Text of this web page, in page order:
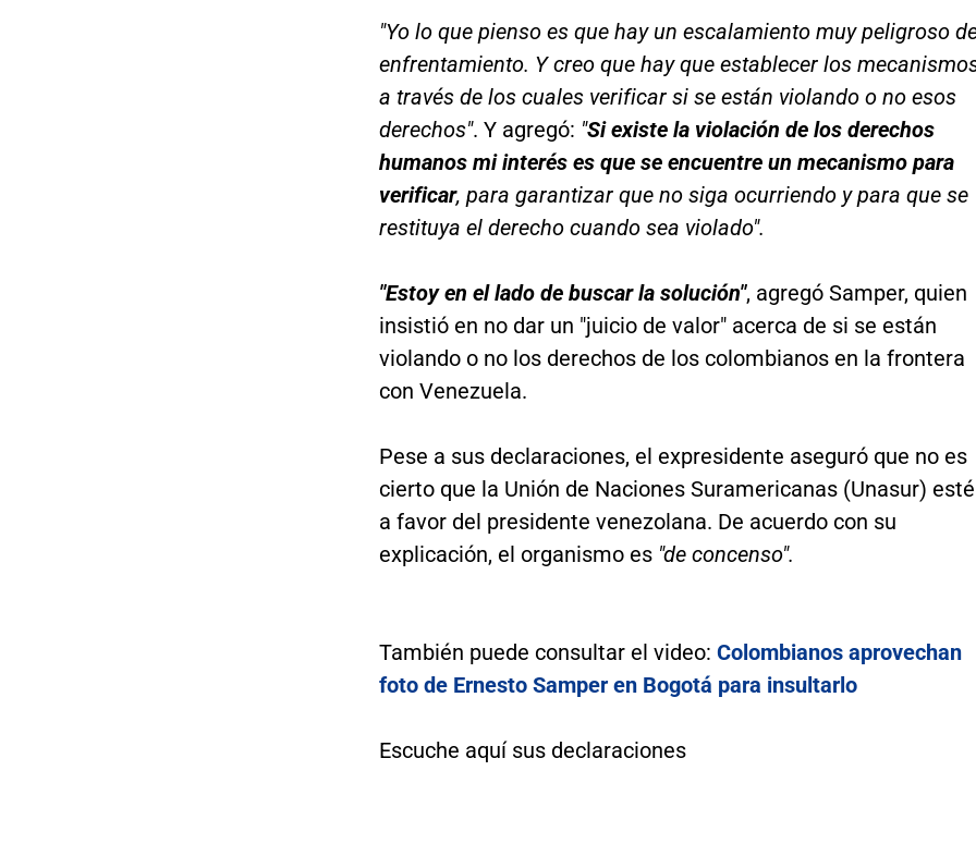
"Yo lo que pienso es que hay un escalamiento muy peligroso
enfrentamiento. Y creo que hay que establecer los
a través de los cuales verificar si se están violando o no esos
derechos". Y agregó: "Si existe la violación de los derechos
humanos mi interés es que se encuentre un mecanismo para
verificar, para garantizar que no siga ocurriendo y para que se
restituya el derecho cuando sea violado".
"Estoy en el lado de buscar la solución", agregó Samper, quien
insistió en no dar un "juicio de valor" acerca de si se están
violando o no los derechos de los colombianos en la frontera
con Venezuela.
Pese a sus declaraciones, el expresidente aseguró que no es
cierto que la Unión de Naciones Suramericanas (Unasur) esté
a favor del presidente venezolana. De acuerdo con su
explicación, el organismo es "de concenso".
También puede consultar el video: Colombianos aprovechan
foto de Ernesto Samper en Bogotá para insultarlo
Escuche aquí sus declaraciones